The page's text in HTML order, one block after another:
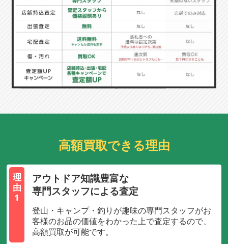
高額買取できる理由
理
由
1
アウトドア知識豊富な
専門スタッフによる査定
登山・キャンプ・釣りが趣味の専門スタッフがお
客様のお品の価値をわかった上で査定するので、
高額買取が可能です。